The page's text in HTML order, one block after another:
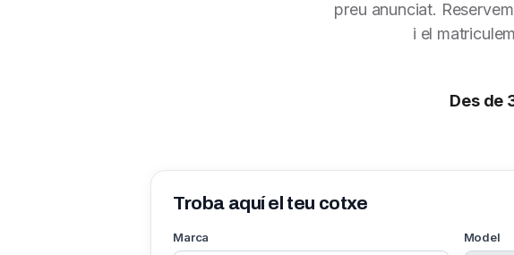
preu anunciat.
i el
Des de
Troba aquí el teu cotxe
Marca Model